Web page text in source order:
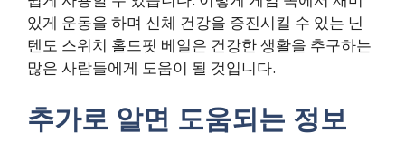
있게 운동을 하며 신체 건강을 증진시킬 수 있는 닌
텐도 스위치 홀드핏 베일은 건강한 생활을 추구하는
많은 사람들에게 도움이 될 것입니다.
추가로 알면 도움되는 정보